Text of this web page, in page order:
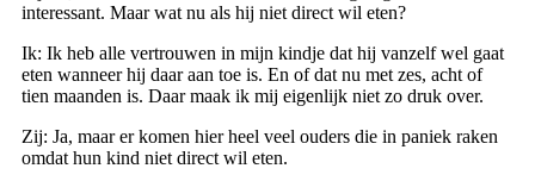
interessant. Maar wat nu als hij niet direct wil eten?
Ik: Ik heb alle vertrouwen in mijn kindje dat hij vanzelf wel gaat
eten wanneer hij daar aan toe is. En of dat nu met zes, acht of
tien maanden is. Daar maak ik mij eigenlijk niet zo druk over.
Zij: Ja, maar er komen hier heel veel ouders die in paniek raken
omdat hun kind niet direct wil eten.